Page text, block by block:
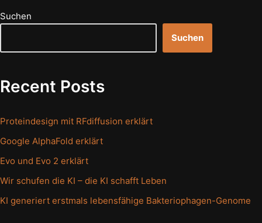
Suchen
Suchen
Recent Posts
Proteindesign mit RFdiffusion erklärt
Google AlphaFold erklärt
Evo und Evo 2 erklärt
Wir schufen die KI – die KI schafft Leben
KI generiert erstmals lebensfähige Bakteriophagen-Genome